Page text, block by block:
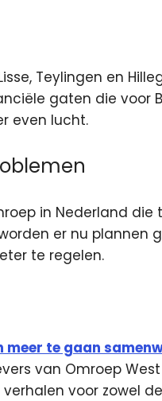
Teylingen en
gaten die voor
even lucht.
in Nederland
er nu plannen
te regelen.
te gaan
van Omroep
voor zowel